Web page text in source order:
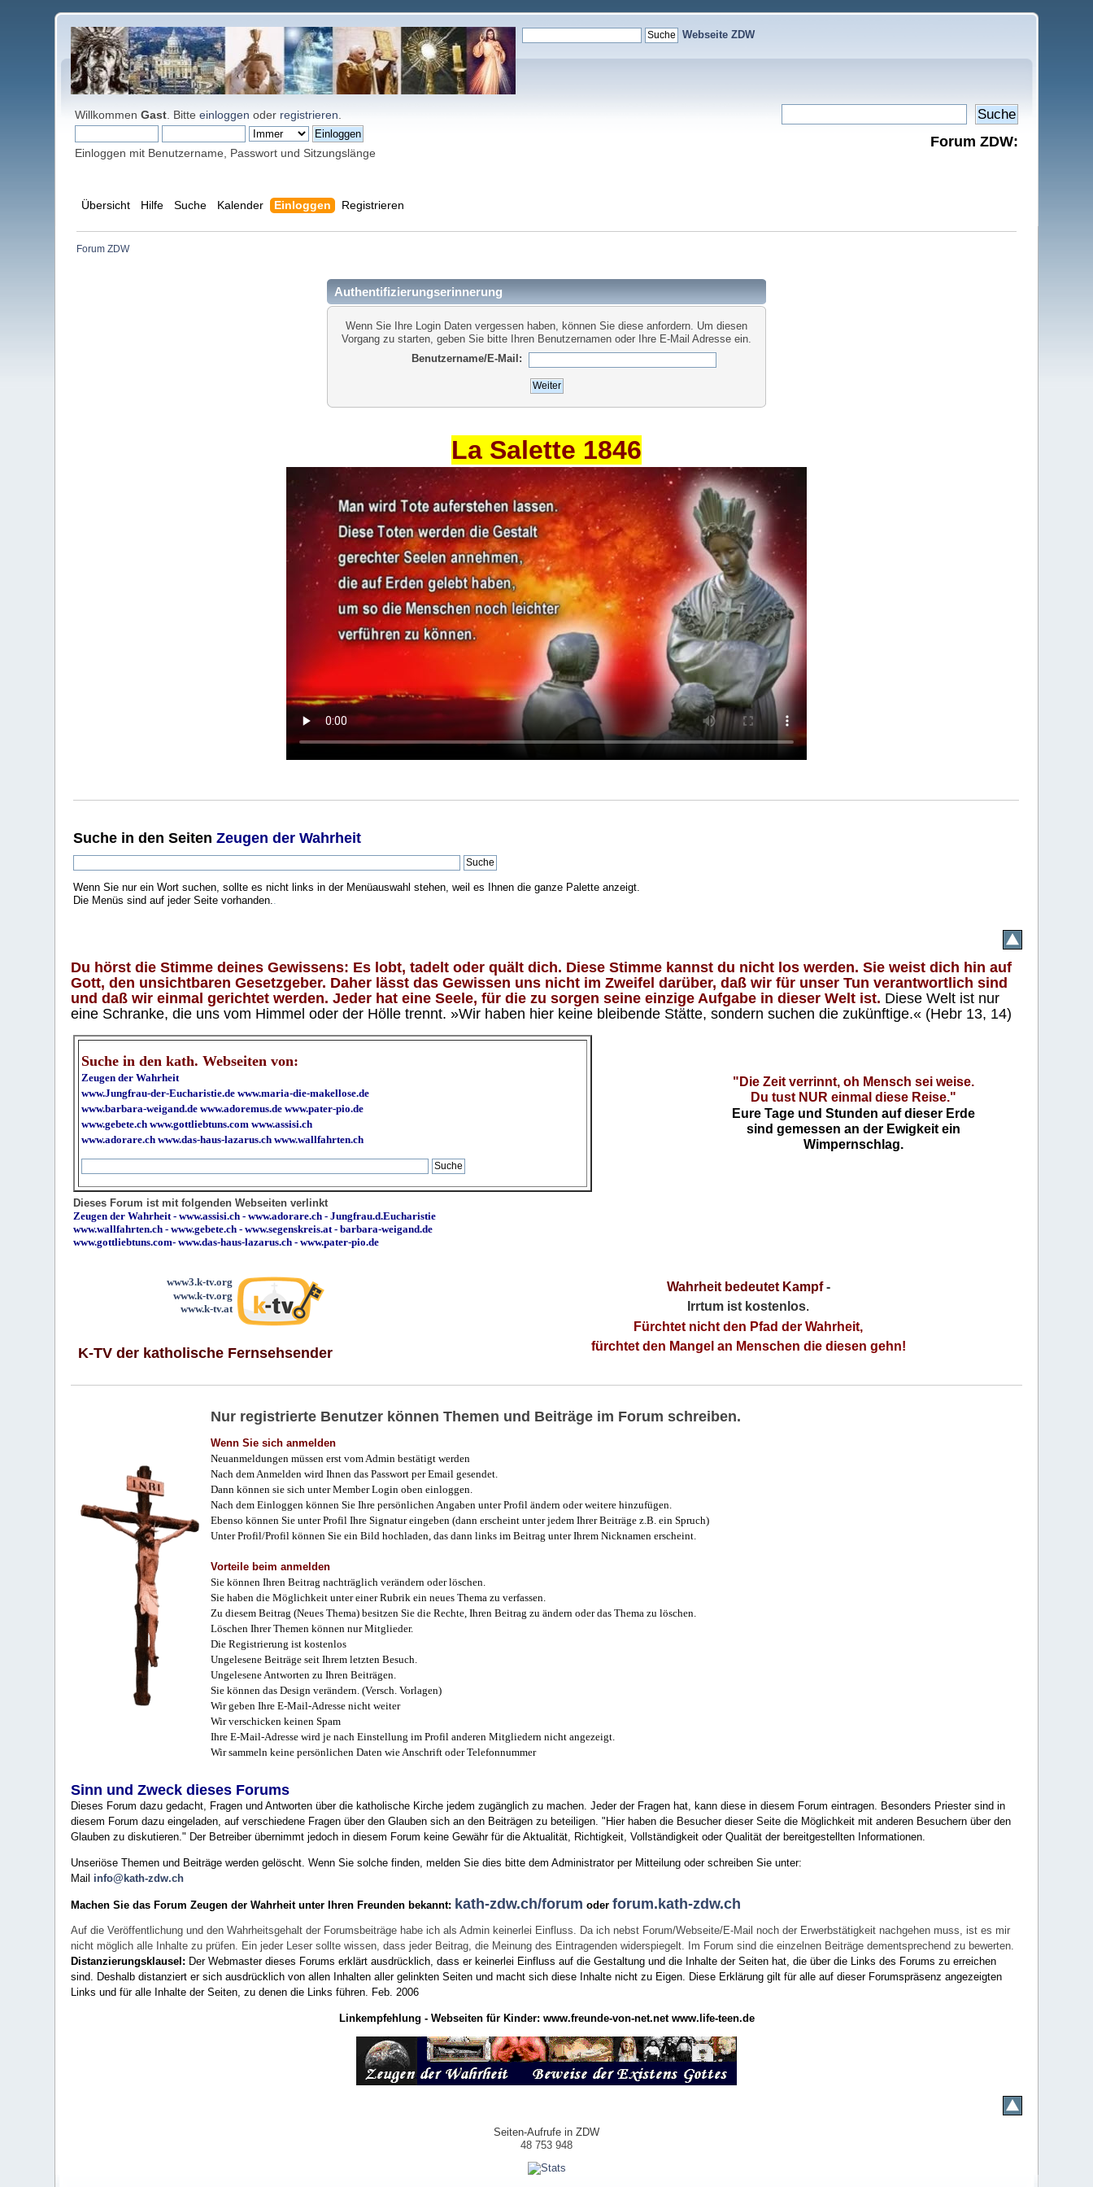
Webseite ZDW
WillkommenGast . Bitteeinloggen oder registrieren
Einloggen mit Benutzername, Passwort und Sitzungslänge
Forum ZDW:
Übersicht Hilfe Suche Kalender Einloggen Registrieren
Forum ZDW
Authentifizierungserinnerung
Wenn Sie Ihre Login Daten vergessen haben, können Sie diese anfordern. Um diesen
Vorgang zu starten, geben Sie bitte Ihren Benutzernamen oder Ihre E-Mail Adresse ein.
Benutzername/E-Mail:
La Salette 1846
Suche in den SeitenZeugen der Wahrheit
Wenn Sie nur ein Wort suchen, sollte es nicht links in der Menüauswahl stehen, weil es Ihnen die ganze Palette anzeigt.
Die Menüs sind auf jeder Seite vorhanden..
Du hörst die Stimme deines Gewissens: Es lobt, tadelt oder quält dich. Diese Stimme kannst du nicht los werden. Sie weist dich hin auf
Gott, den unsichtbaren Gesetzgeber. Daher lässt das Gewissen uns nicht im Zweifel darüber, daß wir für unser Tun verantwortlich sind
und daß wir einmal gerichtet werden. Jeder hat eine Seele, für die zu sorgen seine einzige Aufgabe in dieser Welt ist. Diese Welt ist nur
eine Schranke, die uns vom Himmel oder der Hölle trennt. »Wir haben hier keine bleibende Stätte, sondern suchen die zukünftige.« (Hebr 13, 14)
Suche in den kath. Webseiten von:
Zeugen der Wahrheit
www.Jungfrau-der-Eucharistie.de www.maria-die-makellose.de
www.barbara-weigand.de www.adoremus.de www.pater-pio.de
www.gebete.ch www.gottliebtuns.com www.assisi.ch
www.adorare.ch www.das-haus-lazarus.ch www.wallfahrten.ch
"Die Zeit verrinnt, oh Mensch sei weise.
Du tust NUR einmal diese Reise."
Eure Tage und Stunden auf dieser Erde
sind gemessen an der Ewigkeit ein
Wimpernschlag.
Dieses Forum ist mit folgenden Webseiten verlinkt
Zeugen der Wahrheit-www.assisi.ch -www.adorare.ch -Jungfrau.d.Eucharistie
www.wallfahrten.ch -www.gebete.ch -www.segenskreis.at-barbara-weigand.de
www.gottliebtuns.com-www.das-haus-lazarus.ch - www.pater-pio.de
www3.k-tv.org
www.k-tv.org
www.k-tv.at
K-TV der katholische Fernsehsender
Wahrheit bedeutet Kampf-
Irrtum ist kostenlos.
Fürchtet nicht den Pfad der Wahrheit,
fürchtet den Mangel an Menschen die diesen gehn!
Nur registrierte Benutzer können Themen und Beiträge im Forum schreiben.
Wenn Sie sich anmelden
Neuanmeldungen müssen erst vom Admin bestätigt werden
Nach dem Anmelden wird Ihnen das Passwort per Email gesendet.
Dann können sie sich unter Member Login oben einloggen.
Nach dem Einloggen können Sie Ihre persönlichen Angaben unter Profil ändern oder weitere hinzufügen.
Ebenso können Sie unter Profil Ihre Signatur eingeben (dann erscheint unter jedem Ihrer Beiträge z.B. ein Spruch)
Unter Profil/Profil können Sie ein Bild hochladen, das dann links im Beitrag unter Ihrem Nicknamen erscheint.
Vorteile beim anmelden
Sie können Ihren Beitrag nachträglich verändern oder löschen.
Sie haben die Möglichkeit unter einer Rubrik ein neues Thema zu verfassen.
Zu diesem Beitrag (Neues Thema) besitzen Sie die Rechte, Ihren Beitrag zu ändern oder das Thema zu löschen.
Löschen Ihrer Themen können nur Mitglieder.
Die Registrierung ist kostenlos
Ungelesene Beiträge seit Ihrem letzten Besuch.
Ungelesene Antworten zu Ihren Beiträgen.
Sie können das Design verändern. (Versch. Vorlagen)
Wir geben Ihre E-Mail-Adresse nicht weiter
Wir verschicken keinen Spam
Ihre E-Mail-Adresse wird je nach Einstellung im Profil anderen Mitgliedern nicht angezeigt.
Wir sammeln keine persönlichen Daten wie Anschrift oder Telefonnummer
Sinn und Zweck dieses Forums
Dieses Forum dazu gedacht, Fragen und Antworten über die katholische Kirche jedem zugänglich zu machen. Jeder der Fragen hat, kann diese in diesem Forum eintragen. Besonders Priester sind in
diesem Forum dazu eingeladen, auf verschiedene Fragen über den Glauben sich an den Beiträgen zu beteiligen. "Hier haben die Besucher dieser Seite die Möglichkeit mit anderen Besuchern über den
Glauben zu diskutieren." Der Betreiber übernimmt jedoch in diesem Forum keine Gewähr für die Aktualität, Richtigkeit, Vollständigkeit oder Qualität der bereitgestellten Informationen.
Unseriöse Themen und Beiträge werden gelöscht. Wenn Sie solche finden, melden Sie dies bitte dem Administrator per Mitteilung oder schreiben Sie unter:
Mail info@kath-zdw.ch
Machen Sie das Forum Zeugen der Wahrheit unter Ihren Freunden bekannt: kath-zdw.ch/forum oderforum.kath-zdw.ch
Auf die Veröffentlichung und den Wahrheitsgehalt der Forumsbeiträge habe ich als Admin keinerlei Einfluss. Da ich nebst Forum/Webseite/E-Mail noch der Erwerbstätigkeit nachgehen muss, ist es mir
nicht möglich alle Inhalte zu prüfen. Ein jeder Leser sollte wissen, dass jeder Beitrag, die Meinung des Eintragenden widerspiegelt. Im Forum sind die einzelnen Beiträge dementsprechend zu bewerten.
Distanzierungsklausel: Der Webmaster dieses Forums erklärt ausdrücklich, dass er keinerlei Einfluss auf die Gestaltung und die Inhalte der Seiten hat, die über die Links des Forums zu erreichen
sind. Deshalb distanziert er sich ausdrücklich von allen Inhalten aller gelinkten Seiten und macht sich diese Inhalte nicht zu Eigen. Diese Erklärung gilt für alle auf dieser Forumspräsenz angezeigten
Links und für alle Inhalte der Seiten, zu denen die Links führen. Feb. 2006
Linkempfehlung - Webseiten für Kinder: www.freunde-von-net.net www.life-teen.de
Seiten-Aufrufe in ZDW
48 753 948